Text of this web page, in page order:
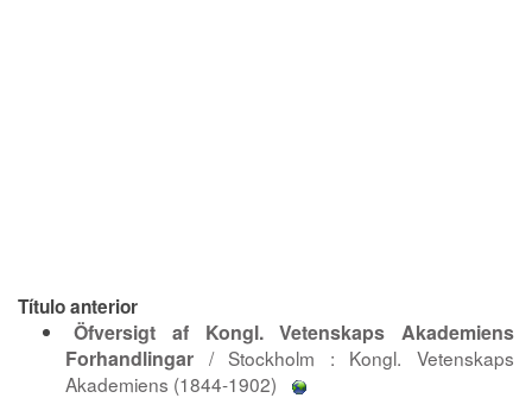
Título anterior
Öfversigt af Kongl. Vetenskaps Akademiens
Forhandlingar / Stockholm : Kongl. Vetenskaps
Akademiens (1844-1902)